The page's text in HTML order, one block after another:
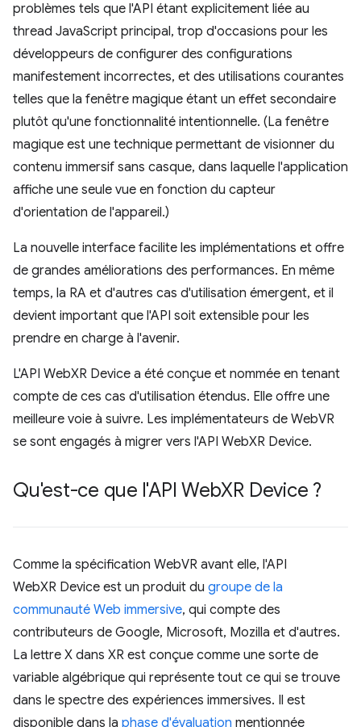
problèmes tels que l'API étant explicitement liée au
thread JavaScript principal, trop d'occasions pour les
développeurs de configurer des configurations
manifestement incorrectes, et des utilisations courantes
telles que la fenêtre magique étant un effet secondaire
plutôt qu'une fonctionnalité intentionnelle. (La fenêtre
magique est une technique permettant de visionner du
contenu immersif sans casque, dans laquelle l'application
affiche une seule vue en fonction du capteur
d'orientation de l'appareil.)
La nouvelle interface facilite les implémentations et offre
de grandes améliorations des performances. En même
temps, la RA et d'autres cas d'utilisation émergent, et il
devient important que l'API soit extensible pour les
prendre en charge à l'avenir.
L'API WebXR Device a été conçue et nommée en tenant
compte de ces cas d'utilisation étendus. Elle offre une
meilleure voie à suivre. Les implémentateurs de WebVR
se sont engagés à migrer vers l'API WebXR Device.
Qu'est-ce que l'API WebXR Device ?
Comme la spécification WebVR avant elle, l'API
WebXR Device est un produit du groupe de la
communauté Web immersive, qui compte des
contributeurs de Google, Microsoft, Mozilla et d'autres.
La lettre X dans XR est conçue comme une sorte de
variable algébrique qui représente tout ce qui se trouve
dans le spectre des expériences immersives. Il est
disponible dans la phase d'évaluation mentionnée